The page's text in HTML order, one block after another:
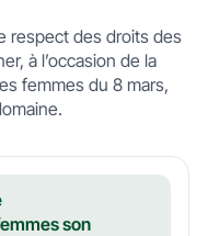
respect des droits des
à l’occasion de la
femmes du 8 mars,
son